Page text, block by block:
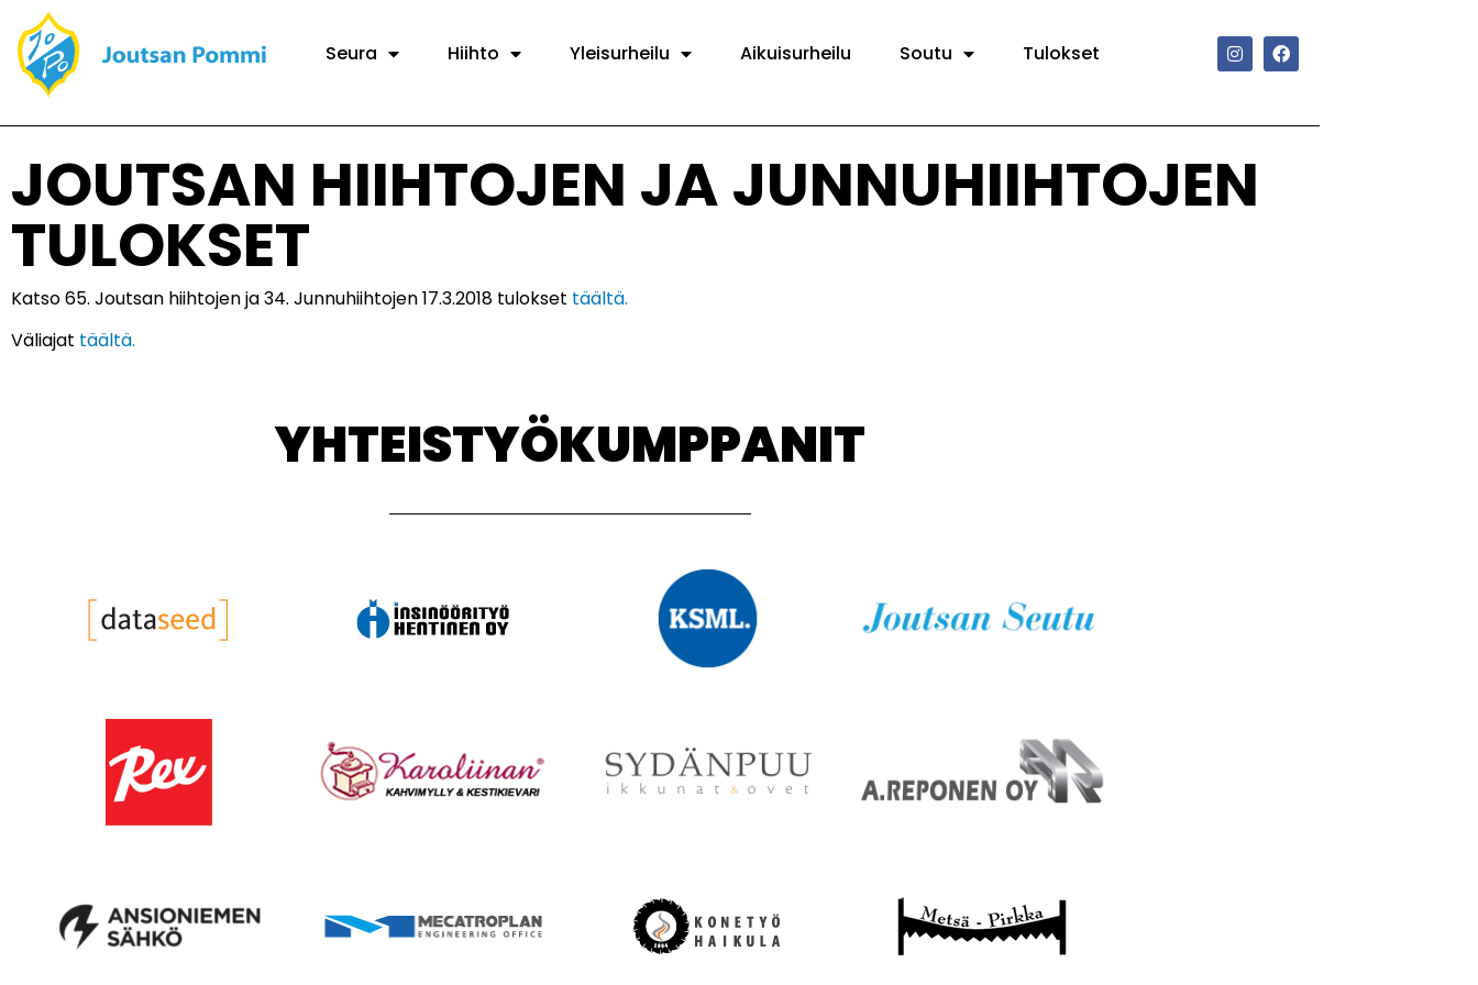
Seura Hiihto Yleisurheilu Aikuisurheilu Soutu Tulokset
JOUTSAN HIIHTOJEN JA JUNNUHIIHTOJEN
TULOKSET
Katso 65. Joutsan hiihtojen ja 34. Junnuhiihtojen 17.3.2018 tulokset täältä.
Väliajat täältä.
YHTEISTYÖKUMPPANIT